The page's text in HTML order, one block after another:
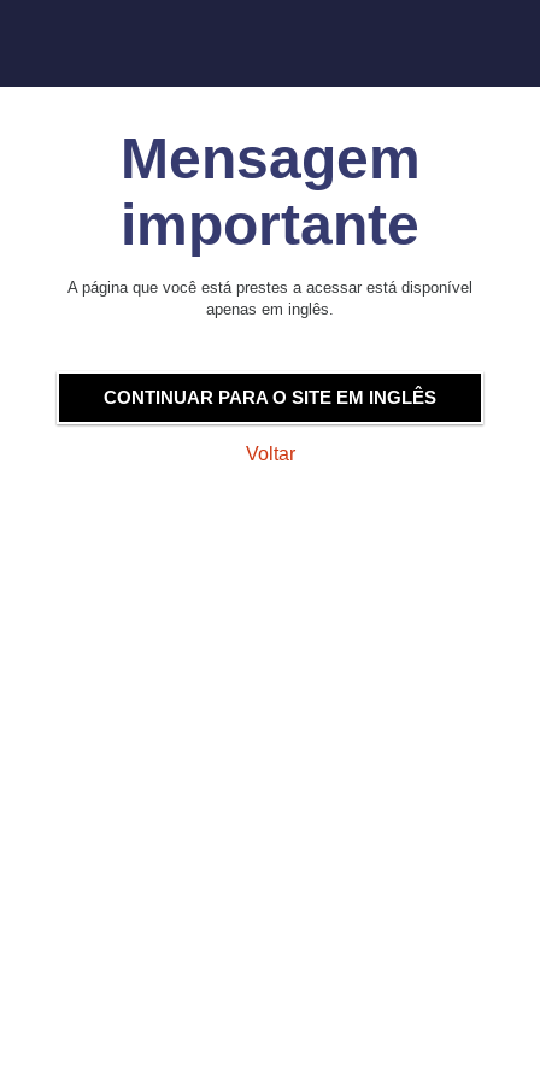
Mensagem
importante
A página que você está prestes a acessar está disponível
apenas em inglês.
CONTINUAR PARA O SITE EM INGLÊS
Voltar